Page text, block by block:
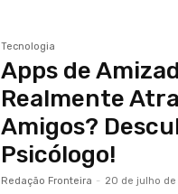
Tecnologia
Apps de
Realmente
Amigos?
Psicólogo!
Redação Fronteira - 20 de julho